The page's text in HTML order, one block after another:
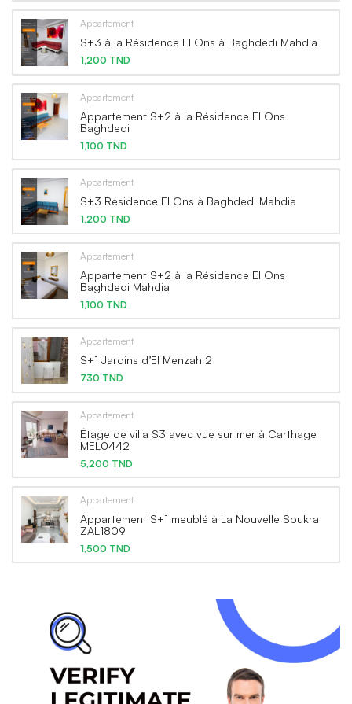
Appartement
S+3 à la Résidence El Ons à Baghdedi Mahdia
1,200 TND
Appartement
Appartement S+2 à la Résidence El Ons
Baghdedi
1,100 TND
Appartement
S+3 Résidence El Ons à Baghdedi Mahdia
1,200 TND
Appartement
Appartement S+2 à la Résidence El Ons
Baghdedi Mahdia
1,100 TND
Appartement
S+1 Jardins d’El Menzah 2
730 TND
Appartement
Étage de villa S3 avec vue sur mer à Carthage
MEL0442
5,200 TND
Appartement
Appartement S+1 meublé à La Nouvelle Soukra
ZAL1809
1,500 TND